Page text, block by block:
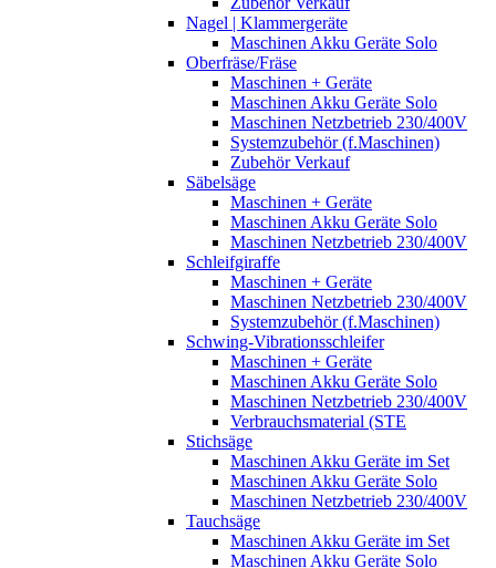
Nagel | Klammergeräte
Maschinen Akku Geräte Solo
Oberfräse/Fräse
Maschinen + Geräte
Maschinen Akku Geräte Solo
Maschinen Netzbetrieb 230/400V
Systemzubehör (f.Maschinen)
Zubehör Verkauf
Säbelsäge
Maschinen + Geräte
Maschinen Akku Geräte Solo
Maschinen Netzbetrieb 230/400V
Schleifgiraffe
Maschinen + Geräte
Maschinen Netzbetrieb 230/400V
Systemzubehör (f.Maschinen)
Schwing-Vibrationsschleifer
Maschinen + Geräte
Maschinen Akku Geräte Solo
Maschinen Netzbetrieb 230/400V
Verbrauchsmaterial (STE
Stichsäge
Maschinen Akku Geräte im Set
Maschinen Akku Geräte Solo
Maschinen Netzbetrieb 230/400V
Tauchsäge
Maschinen Akku Geräte im Set
Maschinen Akku Geräte Solo